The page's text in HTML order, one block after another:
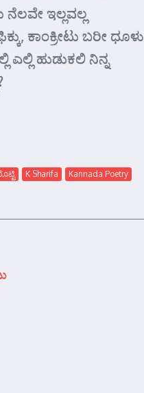
ನೆಲವೇ ಇಲ್ಲವಲ್ಲ
ಕಾಂಕ್ರೀಟು ಬರೀ ಧೂಳು
ಎಲ್ಲಿ ಹುಡುಕಲಿ ನಿನ್ನ
K Sharifa Kannada Poetry